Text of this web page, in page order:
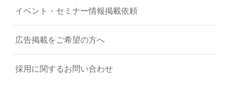
イベント・セミナー情報掲載依頼
広告掲載をご希望の方へ
採用に関するお問い合わせ